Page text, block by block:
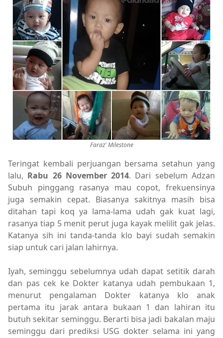
Faraz' Milestone
Teringat kembali perjuangan bersama setahun yang
lalu, Rabu 26 November 2014. Dari sebelum Adzan
Subuh pinggang rasanya mau copot, frekuensinya
juga semakin cepat. Biasanya sakitnya masih bisa
ditahan tapi koq ya lama-lama udah gak kuat lagi,
rasanya tiap 5 menit perut juga kayak melilit gak jelas.
Katanya sih ini tanda-tanda klo bayi sudah semakin
siap untuk cari jalan lahirnya.
Iyah, seminggu sebelumnya udah dapat setitik darah
dan pas cek ke Dokter katanya udah pembukaan 1,
menurut pengalaman Dokter katanya klo anak
pertama itu jarak antara bukaan 1 dan lahiran itu
butuh sekitar seminggu. Berarti bisa jadi bakalan maju
seminggu dari prediksi USG dokter selama ini yang